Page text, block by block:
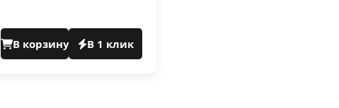
В корзину В 1 клик